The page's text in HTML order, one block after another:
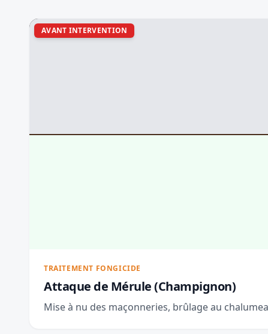
AVANT INTERVENTION
TRAITEMENT FONGICIDE
Attaque de Mérule (Champignon)
Mise à nu des maçonneries, brûlage au